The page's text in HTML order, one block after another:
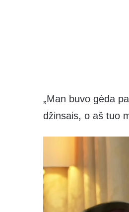
„Man buvo gėda
džinsais, o aš tuo